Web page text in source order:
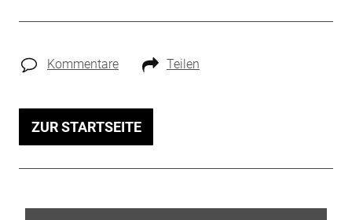
Kommentare Teilen
ZUR STARTSEITE